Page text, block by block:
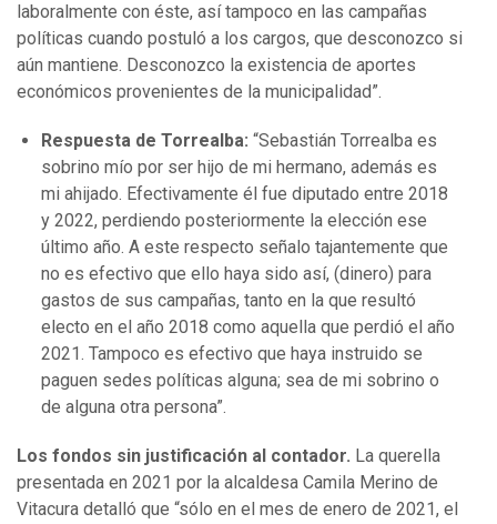
laboralmente con éste, así tampoco en las campañas
políticas cuando postuló a los cargos, que desconozco si
aún mantiene. Desconozco la existencia de aportes
económicos provenientes de la municipalidad”.
Respuesta de Torrealba: “Sebastián Torrealba es
sobrino mío por ser hijo de mi hermano, además es
mi ahijado. Efectivamente él fue diputado entre 2018
y 2022, perdiendo posteriormente la elección ese
último año. A este respecto señalo tajantemente que
no es efectivo que ello haya sido así, (dinero) para
gastos de sus campañas, tanto en la que resultó
electo en el año 2018 como aquella que perdió el año
2021. Tampoco es efectivo que haya instruido se
paguen sedes políticas alguna; sea de mi sobrino o
de alguna otra persona”.
Los fondos sin justificación al contador. La querella
presentada en 2021 por la alcaldesa Camila Merino de
Vitacura detalló que “sólo en el mes de enero de 2021, el